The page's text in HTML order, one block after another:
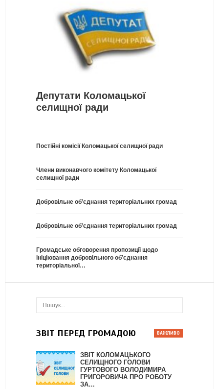
Депутати Коломацької
селищної ради
Постійні комісії Коломацької селищної ради
Члени виконавчого комітету Коломацької
селищної ради
Добровільне об’єднання територіальних громад
Добровільне об’єднання територіальних громад
Громадське обговорення пропозиції щодо
ініціювання добровільного об’єднання
територіальної…
ЗВІТ ПЕРЕД ГРОМАДОЮ
ЗВІТ КОЛОМАЦЬКОГО
СЕЛИЩНОГО ГОЛОВИ
ГУРТОВОГО ВОЛОДИМИРА
ГРИГОРОВИЧА ПРО РОБОТУ
ЗА…